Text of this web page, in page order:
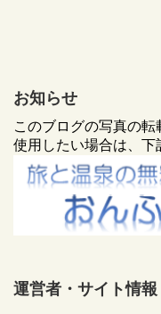
お知らせ
このブログの写真の
使用したい場合は、下
運営者・サイト情報